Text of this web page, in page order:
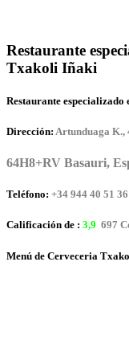
Restaurante
Txakoli Iñaki
Restaurante especializado
Dirección: Artunduaga K.,
64H8+RV Basauri,
Teléfono: +34 944 40 51 36
Calificación de : 3,9 697
Menú de Cerveceria